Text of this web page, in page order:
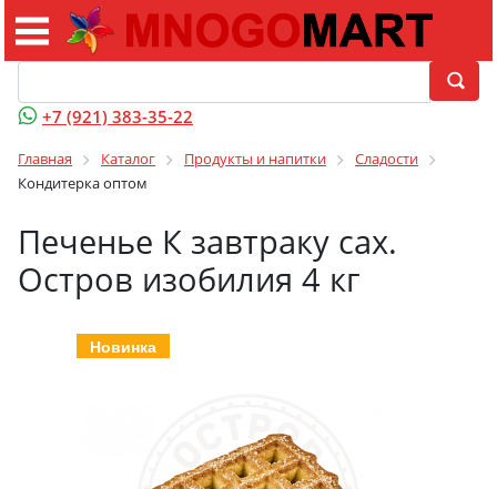
+7 (921) 383-35-22
Главная Каталог Продукты и напитки
Сладости
Кондитерка оптом
Печенье К завтраку сах.
Остров изобилия 4 кг
Новинка